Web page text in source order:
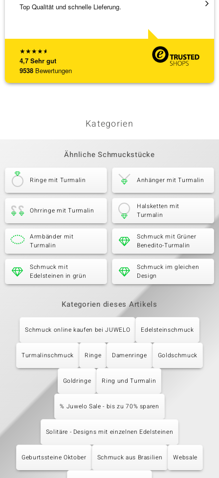
★★★★★
4,7 Sehr gut
9538 Bewertungen
Top Qualität und schnelle Lieferung.
Kategorien
Ähnliche Schmuckstücke
Ringe mit Turmalin Anhänger mit Turmalin
Ohrringe mit Turmalin
Halsketten mit
Turmalin
Armbänder mit
Turmalin
Schmuck mit Grüner
Benedito-Turmalin
Schmuck mit
Edelsteinen in grün
Schmuck im gleichen
Design
Kategorien dieses Artikels
Schmuck online kaufen bei JUWELO Edelsteinschmuck
Turmalinschmuck Ringe Damenringe Goldschmuck
Goldringe Ring und Turmalin
% Juwelo Sale - bis zu 70% sparen
Solitäre - Designs mit einzelnen Edelsteinen
Geburtssteine Oktober Schmuck aus Brasilien Websale